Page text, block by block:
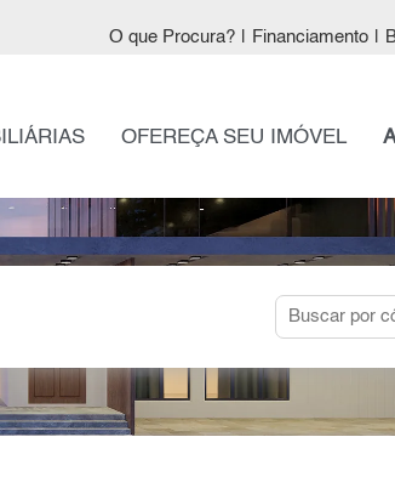
O que Procura? Financiamento
OFEREÇA SEU IMÓVEL